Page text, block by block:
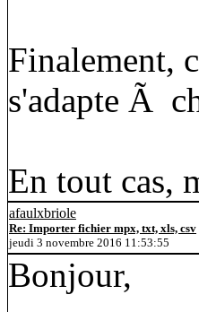
Finalement,
s'adapte Ã
En tout cas,
afaulxbriole
Re: Importer fichier mpx, txt, xls, csv
jeudi 3 novembre 2016 11:53:55
Bonjour,